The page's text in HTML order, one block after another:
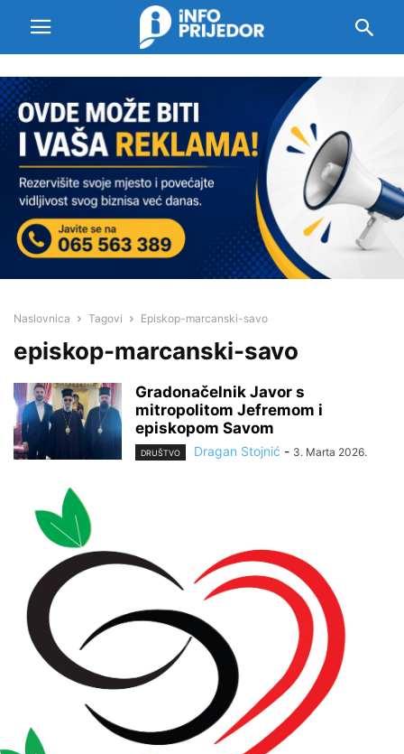
Naslovnica Tagovi Episkop-marcanski-savo
episkop-marcanski-savo
Gradonačelnik Javor s
mitropolitom Jefremom i
episkopom Savom
DRUŠTVO Dragan Stojnić - 3. Marta 2026.